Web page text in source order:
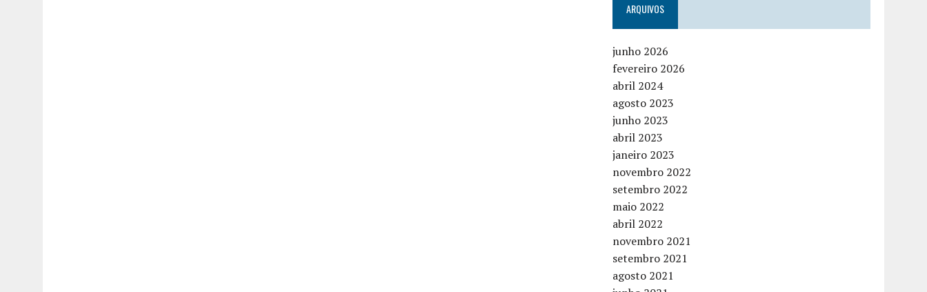
ARQUIVOS
junho 2026
fevereiro 2026
abril 2024
agosto 2023
junho 2023
abril 2023
janeiro 2023
novembro 2022
setembro 2022
maio 2022
abril 2022
novembro 2021
setembro 2021
agosto 2021